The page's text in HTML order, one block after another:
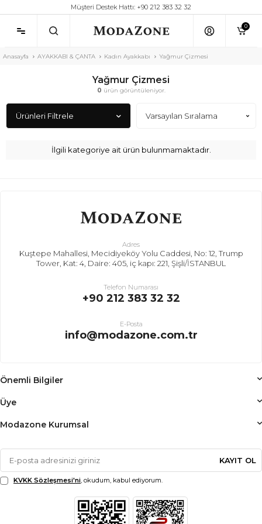
Müşteri Destek Hattı: +90 212 383 32 32
0
Anasayfa AYAKKABI & ÇANTA Kadın Ayakkabı Yağmur Çizmesi
Yağmur Çizmesi
0 ürün görüntüleniyor.
Ürünleri Filtrele
İlgili kategoriye ait ürün bulunmamaktadır.
Adres
Kuştepe Mahallesi, Mecidiyeköy Yolu Caddesi, No: 12, Trump
Tower, Kat: 4, Daire: 405, iç kapı: 221, Şişli/İSTANBUL
Telefon Numarası
+90 212 383 32 32
E-Posta
info@modazone.com.tr
Önemli Bilgiler
Üye
Modazone Kurumsal
KAYIT OL
KVKK Sözleşmesi'ni, okudum, kabul ediyorum.